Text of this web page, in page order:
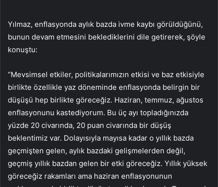
Yılmaz, enflasyonda aylık bazda ivme kaybı görüldüğünü,
bunun devam etmesini beklediklerini dile getirerek, şöyle
konuştu:
“Mevsimsel etkiler, politikalarımızın etkisi ve baz etkisiyle
birlikte özellikle yaz döneminde enflasyonda belirgin bir
düşüşü hep birlikte göreceğiz. Haziran, temmuz, ağustos
enflasyonunu kastediyorum. Bu üç ayı topladığınızda
yüzde 20 civarında, 20 puan civarında bir düşüş
beklentimiz var. Dolayısıyla mayısa kadar o yıllık bazda
geçmişten gelen, aylık bazdaki gelişmelerden değil,
geçmiş yıllık bazdan gelen bir etki göreceğiz. Yıllık yüksek
göreceğiz rakamları ama haziran enflasyonunun